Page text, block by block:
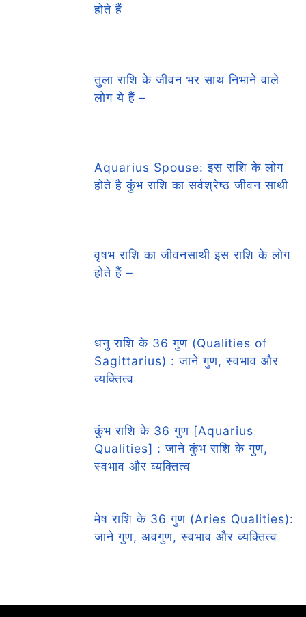
होते हैं
तुला राशि के जीवन भर साथ निभाने वाले
लोग ये हैं –
Aquarius Spouse: इस राशि के लोग
होते है कुंभ राशि का सर्वश्रेष्ठ जीवन साथी
वृषभ राशि का जीवनसाथी इस राशि के लोग
होते हैं –
धनु राशि के 36 गुण (Qualities of
Sagittarius) : जाने गुण, स्वभाव और
व्यक्तित्व
कुंभ राशि के 36 गुण [Aquarius
Qualities] : जाने कुंभ राशि के गुण,
स्वभाव और व्यक्तित्व
मेष राशि के 36 गुण (Aries Qualities):
जाने गुण, अवगुण, स्वभाव और व्यक्तित्व